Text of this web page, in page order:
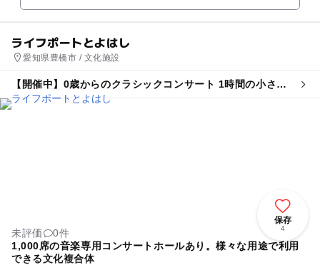
ライフポートとよはし
愛知県豊橋市 / 文化施設
【開催中】0歳からのクラシックコンサート 1時間の小さな
演奏会 豊橋公演
保存
4
未評価
0件
1,000席の音楽専用コンサートホールあり。様々な用途で利用
できる文化複合体